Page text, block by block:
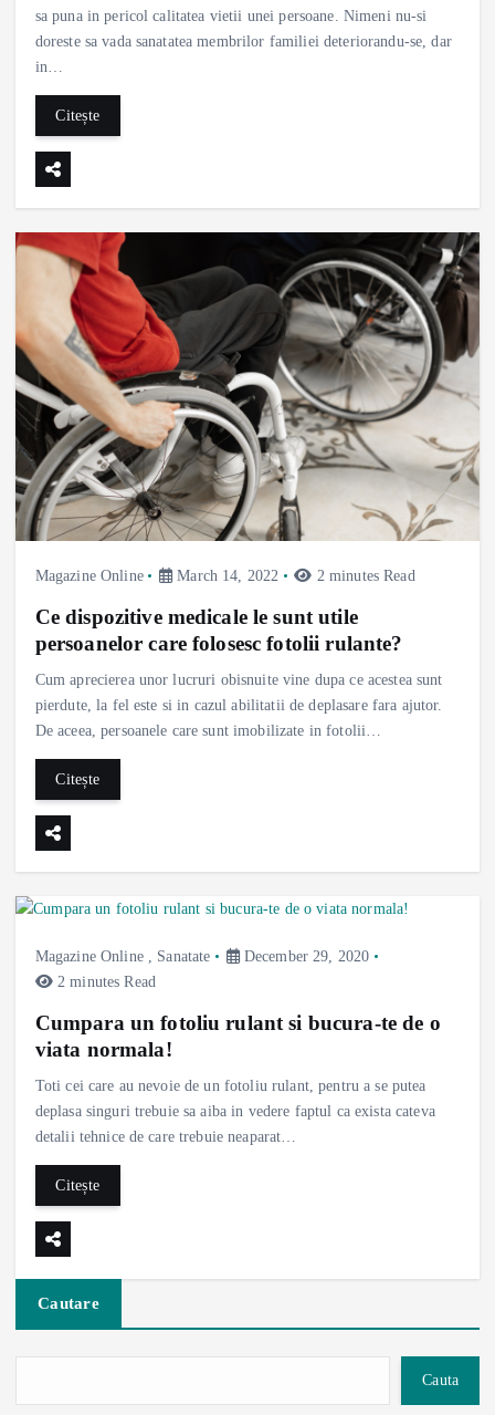
sa puna in pericol calitatea vietii unei persoane. Nimeni nu-si
doreste sa vada sanatatea membrilor familiei deteriorandu-se, dar
in…
Citește
Magazine Online March 14, 2022 2 minutes Read
Ce dispozitive medicale le sunt utile
persoanelor care folosesc fotolii rulante?
Cum aprecierea unor lucruri obisnuite vine dupa ce acestea sunt
pierdute, la fel este si in cazul abilitatii de deplasare fara ajutor.
De aceea, persoanele care sunt imobilizate in fotolii…
Citește
Magazine Online, Sanatate
December 29, 2020
2 minutes Read
Cumpara un fotoliu rulant si bucura-te de o
viata normala!
Toti cei care au nevoie de un fotoliu rulant, pentru a se putea
deplasa singuri trebuie sa aiba in vedere faptul ca exista cateva
detalii tehnice de care trebuie neaparat…
Citește
Cautare
Cauta